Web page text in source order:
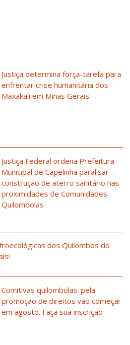
Justiça determina força-tarefa para
enfrentar crise humanitária dos
Maxakali em Minas Gerais
Justiça Federal ordena Prefeitura
Municipal de Capelinha paralisar
construção de aterro sanitário nas
proximidades de Comunidades
Quilombolas
dos Quilombos do
Comitivas quilombolas: pela
promoção de direitos vão começar
em agosto. Faça sua inscrição